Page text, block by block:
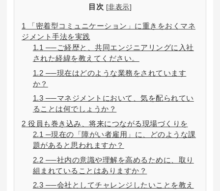
目次 [非表示]
1 「密着型コミュニケーション」に重きをおくマネ
ジメント手法を実践
1.1 ──ご経歴と、共同エンジニアリングに入社
された経緯を教えてください。
1.2 ──現在はどのような業務をされています
か？
1.3 ──マネジメントにおいて、気を配られてい
ることは何でしょうか？
2 役員も巻き込み、将来につながる現場づくりを
2.1 ─現在の「障がい者雇用」に、どのような課
題があると思われますか？
2.2 ──社内の意識や理解を高めるために、取り
組まれていることはありますか？
2.3 ──会社としてチャレンジしたいことを教え